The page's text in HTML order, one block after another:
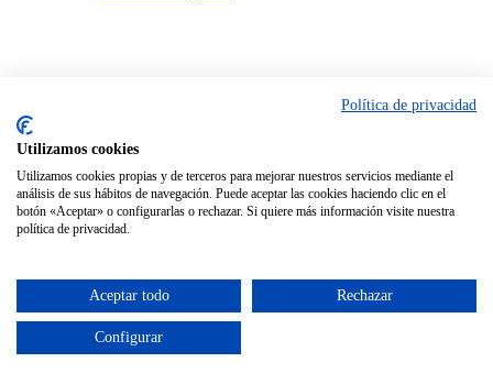
Política de privacidad
Utilizamos cookies
Utilizamos cookies propias y de terceros para mejorar nuestros servicios mediante el
análisis de sus hábitos de navegación. Puede aceptar las cookies haciendo clic en el
botón «Aceptar» o configurarlas o rechazar. Si quiere más información visite nuestra
política de privacidad.
Aceptar todo Rechazar
Configurar